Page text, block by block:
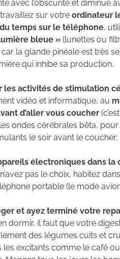
avec l’obscurité et diminue
sur votre ordinateur
temps sur le téléphone,
bleue » (lunettes ou
car la glande pinéale est très
qui inhibe sa production.
les activités de stimulation
vidéo et informatique, au
d’aller vous coucher
ondes cérébrales bêta,
le soir avant le coucher.
électroniques dans
pas le choix, habitez
portable (le mode
et ayez terminé votre
dormir, il faut que votre
des légumes cuits et
les excitants comme le café